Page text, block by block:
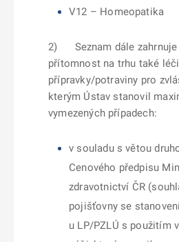
V12 – Homeopatika
2) Seznam dále zahrnuje
přítomnost na trhu také
přípravky/potraviny pro
kterým Ústav stanovil
vymezených případech:
v souladu s větou
Cenového předpisu
zdravotnictví ČR
pojišťovny se
u LP/PZLÚ s použitím